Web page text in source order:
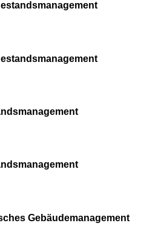
Gebäudemanagement